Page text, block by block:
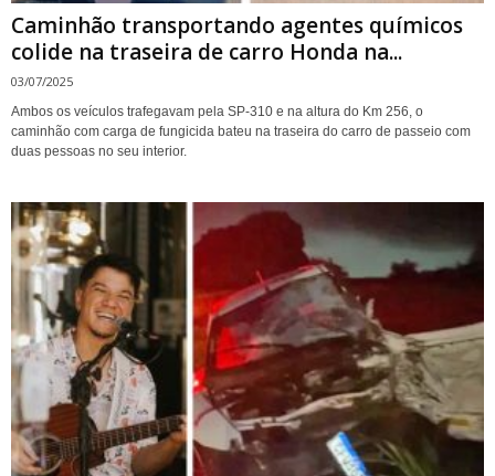
Caminhão transportando agentes químicos
colide na traseira de carro Honda na...
03/07/2025
Ambos os veículos trafegavam pela SP-310 e na altura do Km 256, o
caminhão com carga de fungicida bateu na traseira do carro de passeio com
duas pessoas no seu interior.